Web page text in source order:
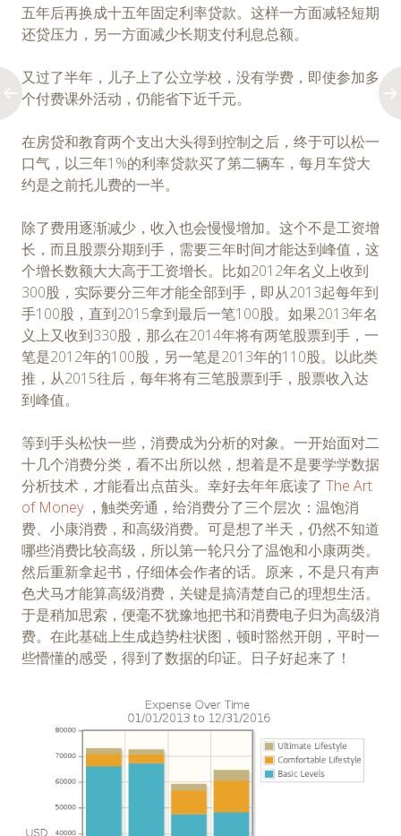
五年后再换成十五年固定利率贷款。这样一方面减轻短期
还贷压力，另一方面减少长期支付利息总额。
又过了半年，儿子上了公立学校，没有学费，即使参加多
个付费课外活动，仍能省下近千元。
在房贷和教育两个支出大头得到控制之后，终于可以松一
口气，以三年1%的利率贷款买了第二辆车，每月车贷大
约是之前托儿费的一半。
除了费用逐渐减少，收入也会慢慢增加。这个不是工资增
长，而且股票分期到手，需要三年时间才能达到峰值，这
个增长数额大大高于工资增长。比如2012年名义上收到
300股，实际要分三年才能全部到手，即从2013起每年到
手100股，直到2015拿到最后一笔100股。如果2013年名
义上又收到330股，那么在2014年将有两笔股票到手，一
笔是2012年的100股，另一笔是2013年的110股。以此类
推，从2015往后，每年将有三笔股票到手，股票收入达
到峰值。
等到手头松快一些，消费成为分析的对象。一开始面对二
十几个消费分类，看不出所以然，想着是不是要学学数据
分析技术，才能看出点苗头。幸好去年年底读了 The Art
of Money，触类旁通，给消费分了三个层次：温饱消
费、小康消费，和高级消费。可是想了半天，仍然不知道
哪些消费比较高级，所以第一轮只分了温饱和小康两类。
然后重新拿起书，仔细体会作者的话。原来，不是只有声
色犬马才能算高级消费，关键是搞清楚自己的理想生活。
于是稍加思索，便毫不犹豫地把书和消费电子归为高级消
费。在此基础上生成趋势柱状图，顿时豁然开朗，平时一
些懵懂的感受，得到了数据的印证。日子好起来了！